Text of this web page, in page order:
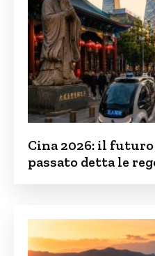
Cina 2026: il
passato detta le